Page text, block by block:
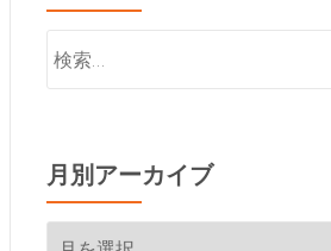
月別アーカイブ
月